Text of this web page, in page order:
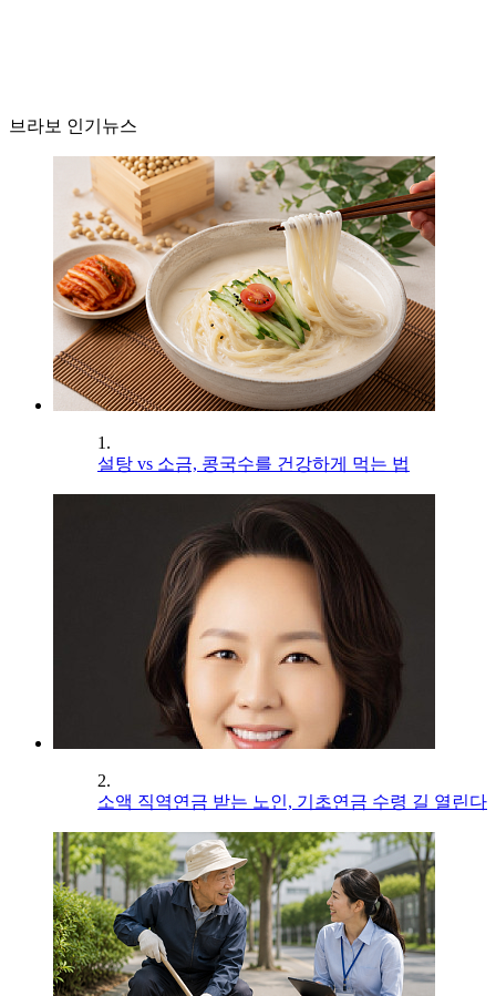
브라보 인기뉴스
1.
설탕 vs 소금, 콩국수를 건강하게 먹는 법
2.
소액 직역연금 받는 노인, 기초연금 수령 길 열린다